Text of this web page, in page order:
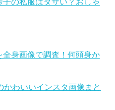
身画像で調査！何頭身か
かわいいインスタ画像まと